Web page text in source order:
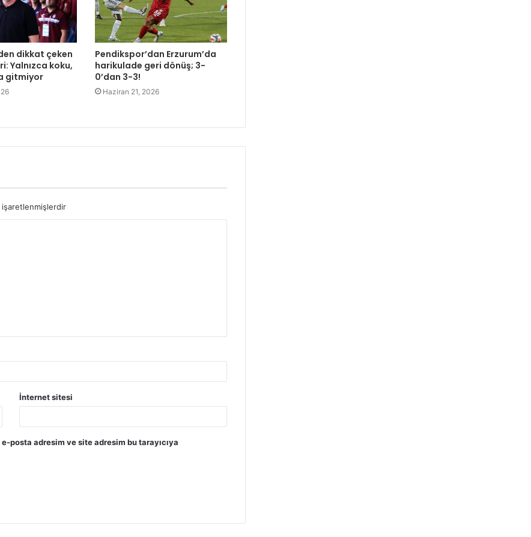
dikkat çeken
Yalnızca koku,
gitmiyor
Pendikspor’dan Erzurum’da
harikulade geri dönüş; 3-
0’dan 3-3!
Haziran 21, 2026
işaretlenmişlerdir
İnternet sitesi
posta adresim ve site adresim bu tarayıcıya